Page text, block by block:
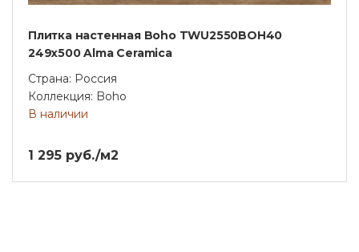
Плитка настенная Boho TWU2550BOH40
249x500 Alma Ceramica
Страна: Россия
Коллекция: Boho
В наличии
1 295 руб./м2